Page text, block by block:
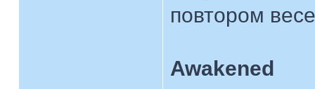
повтором
Awakened